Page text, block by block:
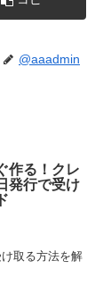
@aaadmin
作る！クレ
発行で受け
取る方法を解